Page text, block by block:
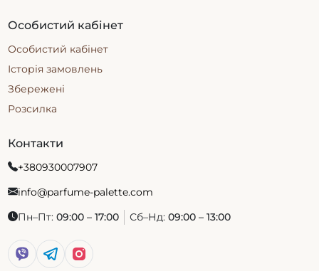
Особистий кабінет
Особистий кабінет
Історія замовлень
Збережені
Розсилка
Контакти
+380930007907
info@parfume-palette.com
Пн–Пт: 09:00 – 17:00 Сб–Нд: 09:00 – 13:00